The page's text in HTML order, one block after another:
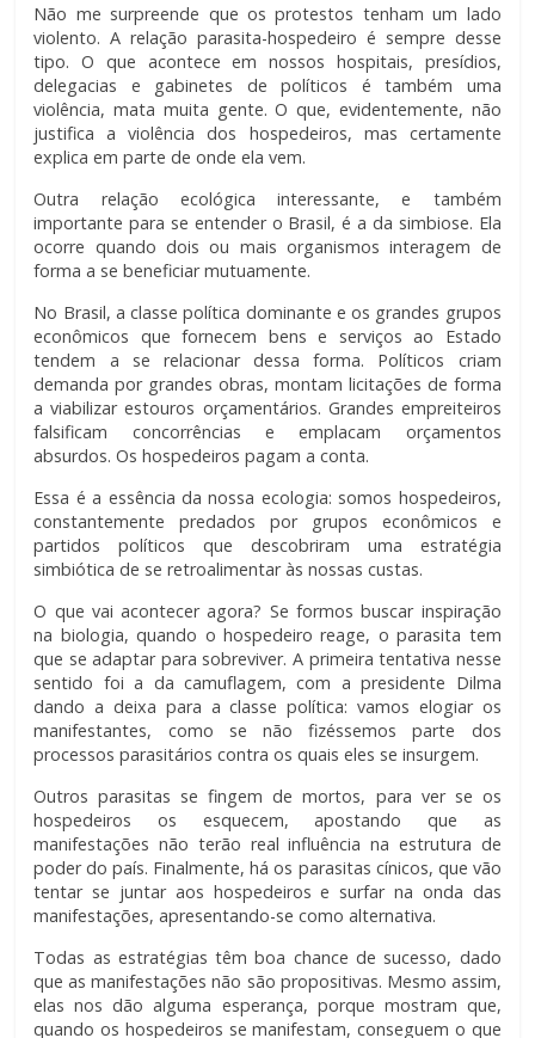
Não me surpreende que os protestos tenham um lado
violento. A relação parasita-hospedeiro é sempre desse
tipo. O que acontece em nossos hospitais, presídios,
delegacias e gabinetes de políticos é também uma
violência, mata muita gente. O que, evidentemente, não
justifica a violência dos hospedeiros, mas certamente
explica em parte de onde ela vem.
Outra relação ecológica interessante, e também
importante para se entender o Brasil, é a da simbiose. Ela
ocorre quando dois ou mais organismos interagem de
forma a se beneficiar mutuamente.
No Brasil, a classe política dominante e os grandes grupos
econômicos que fornecem bens e serviços ao Estado
tendem a se relacionar dessa forma. Políticos criam
demanda por grandes obras, montam licitações de forma
a viabilizar estouros orçamentários. Grandes empreiteiros
falsificam concorrências e emplacam orçamentos
absurdos. Os hospedeiros pagam a conta.
Essa é a essência da nossa ecologia: somos hospedeiros,
constantemente predados por grupos econômicos e
partidos políticos que descobriram uma estratégia
simbiótica de se retroalimentar às nossas custas.
O que vai acontecer agora? Se formos buscar inspiração
na biologia, quando o hospedeiro reage, o parasita tem
que se adaptar para sobreviver. A primeira tentativa nesse
sentido foi a da camuflagem, com a presidente Dilma
dando a deixa para a classe política: vamos elogiar os
manifestantes, como se não fizéssemos parte dos
processos parasitários contra os quais eles se insurgem.
Outros parasitas se fingem de mortos, para ver se os
hospedeiros os esquecem, apostando que as
manifestações não terão real influência na estrutura de
poder do país. Finalmente, há os parasitas cínicos, que vão
tentar se juntar aos hospedeiros e surfar na onda das
manifestações, apresentando-se como alternativa.
Todas as estratégias têm boa chance de sucesso, dado
que as manifestações não são propositivas. Mesmo assim,
elas nos dão alguma esperança, porque mostram que,
quando os hospedeiros se manifestam, conseguem o que